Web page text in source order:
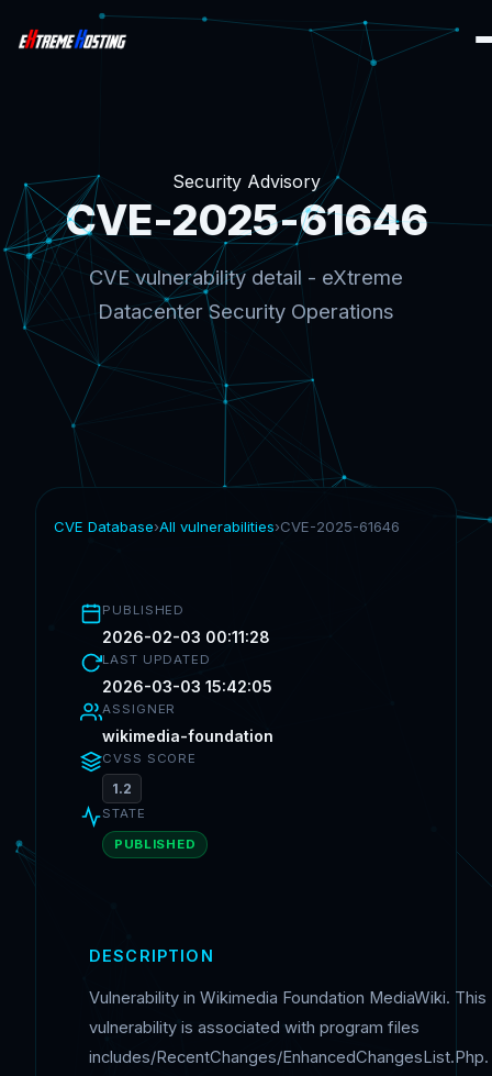
Security Advisory
CVE-2025-61646
CVE vulnerability detail - eXtreme
Datacenter Security Operations
CVE Database›All vulnerabilities›CVE-2025-61646
PUBLISHED
2026-02-03 00:11:28
LAST UPDATED
2026-03-03 15:42:05
ASSIGNER
wikimedia-foundation
CVSS SCORE
1.2
STATE
PUBLISHED
DESCRIPTION
Vulnerability in Wikimedia Foundation MediaWiki. This
vulnerability is associated with program files
includes/RecentChanges/EnhancedChangesList.Php.